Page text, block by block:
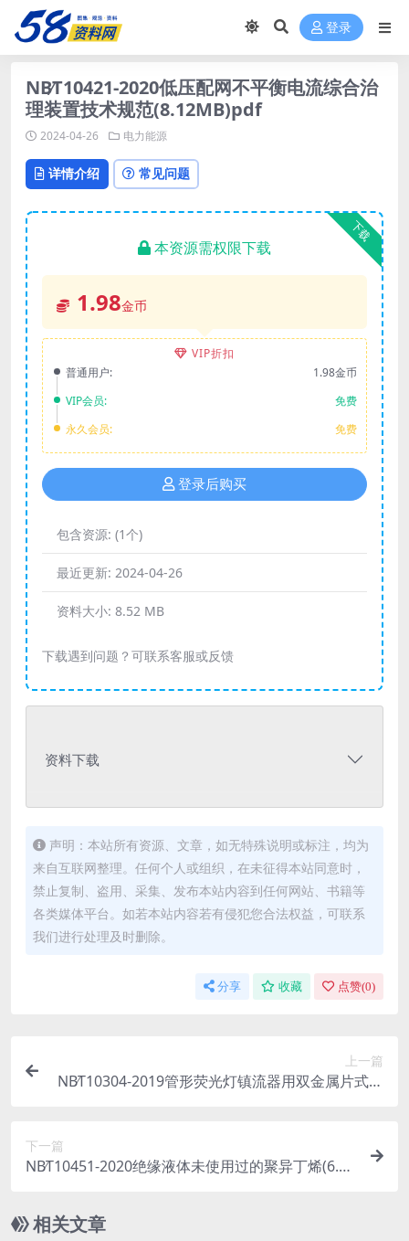
登录
NB∕T10421-2020低压配网不平衡电流综合治
理装置技术规范(8.12MB)pdf
2024-04-26 电力能源
详情介绍 常见问题
下载
本资源需权限下载
1.98金币
VIP折扣
普通用户:
1.98金币
VIP会员:
免费
永久会员:
免费
登录后购买
包含资源: (1个)
最近更新: 2024-04-26
资料大小: 8.52 MB
下载遇到问题？可联系客服或反馈
资料下载
声明：本站所有资源、文章，如无特殊说明或标注，均为
来自互联网整理。任何个人或组织，在未征得本站同意时，
禁止复制、盗用、采集、发布本站内容到任何网站、书籍等
各类媒体平台。如若本站内容若有侵犯您合法权益，可联系
我们进行处理及时删除。
分享 收藏 点赞(0)
上一篇
NB∕T10304-2019管形荧光灯镇流器用双金属片式热
下一篇
NB∕T10451-2020绝缘液体未使用过的聚异丁烯(6.66
相关文章